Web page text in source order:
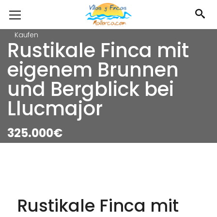
Kaufen
Rustikale Finca mit
eigenem Brunnen
und Bergblick bei
Llucmajor
325.000€
Rustikale Finca mit